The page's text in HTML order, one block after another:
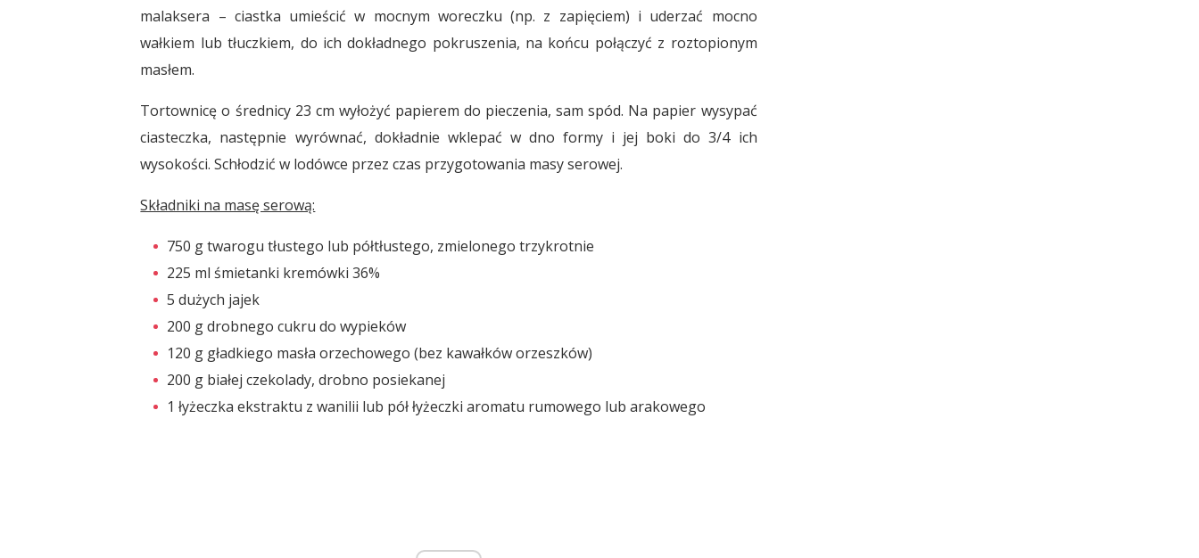
malaksera – ciastka umieścić w mocnym woreczku (np. z zapięciem) i uderzać mocno
wałkiem lub tłuczkiem, do ich dokładnego pokruszenia, na końcu połączyć z roztopionym
masłem.
Tortownicę o średnicy 23 cm wyłożyć papierem do pieczenia, sam spód. Na papier wysypać
ciasteczka, następnie wyrównać, dokładnie wklepać w dno formy i jej boki do 3/4 ich
wysokości. Schłodzić w lodówce przez czas przygotowania masy serowej.
Składniki na masę serową:
750 g twarogu tłustego lub półtłustego, zmielonego trzykrotnie
225 ml śmietanki kremówki 36%
5 dużych jajek
200 g drobnego cukru do wypieków
120 g gładkiego masła orzechowego (bez kawałków orzeszków)
200 g białej czekolady, drobno posiekanej
1 łyżeczka ekstraktu z wanilii lub pół łyżeczki aromatu rumowego lub arakowego